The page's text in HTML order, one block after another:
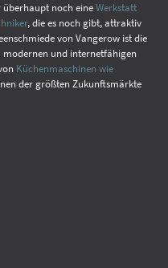
überhaupt noch eineWerkstatt
, die es noch gibt, attraktiv
von Vangerow ist die
modernen und internetfähigen
Küchenmaschinen wie
der größten Zukunftsmärkte